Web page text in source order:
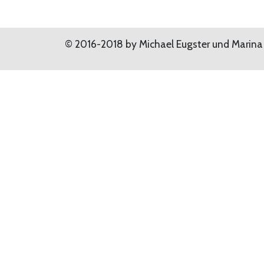
© 2016-2018 by Michael Eugster und Marina